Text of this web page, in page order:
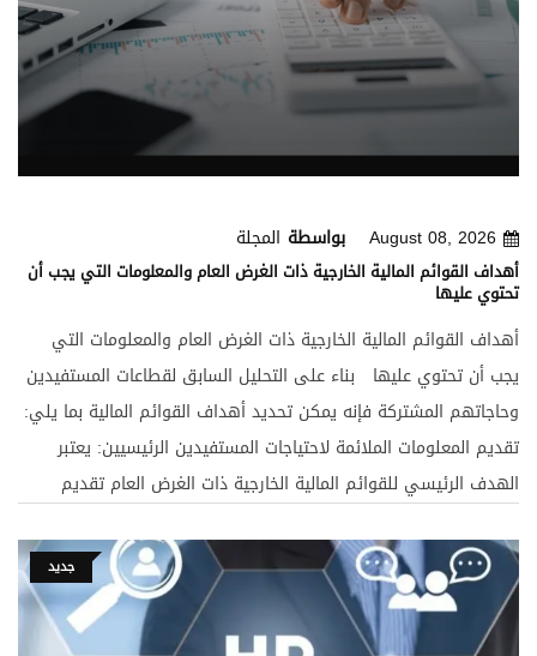
بواسطة المجلة August 08, 2026
أهداف القوائم المالية الخارجية ذات الغرض العام والمعلومات التي يجب أن
تحتوي عليها
أهداف القوائم المالية الخارجية ذات الغرض العام والمعلومات التي
يجب أن تحتوي عليها بناء على التحليل السابق لقطاعات المستفيدين
وحاجاتهم المشتركة فإنه يمكن تحديد أهداف القوائم المالية بما يلي:
تقديم المعلومات الملائمة لاحتياجات المستفيدين الرئيسيين: يعتبر
الهدف الرئيسي للقوائم المالية الخارجية ذات الغرض العام تقديم
الرئيسيين إلى المعلومات عند اتخاذ قرارات تتعلق بمنشأة معينة .
وعلى وجه التحديد يحتاج المستفيدون الخارجيون الرئيسيون إلى
معلومات تساعدهم على تقييم قدرة المنشأة في المستقبل على
جديد